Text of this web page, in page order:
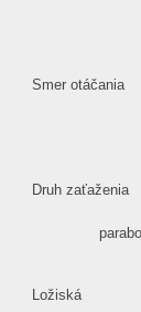
Smer otáčania
Druh zaťaženia
Ložiská